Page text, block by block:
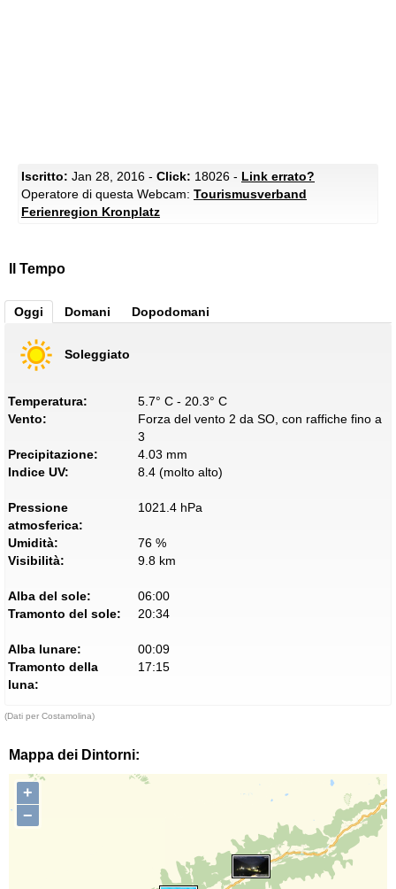
Iscritto: Jan 28, 2016 - Click: 18026 - Link errato?
Operatore di questa Webcam: Tourismusverband
Ferienregion Kronplatz
Il Tempo
Oggi Domani Dopodomani
Soleggiato
Temperatura:
5.7° C - 20.3° C
Vento:
Forza del vento 2 da SO, con raffiche fino a
3
Precipitazione:
4.03 mm
Indice UV:
8.4 (molto alto)
Pressione
atmosferica:
1021.4 hPa
Umidità:
76 %
Visibilità:
9.8 km
Alba del sole:
06:00
Tramonto del sole:
20:34
Alba lunare:
00:09
Tramonto della
luna:
17:15
(Dati per Costamolina)
Mappa dei Dintorni:
+
−